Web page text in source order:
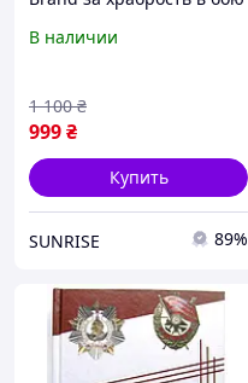
(hub_9srzbe)
В наличии
999₴
1 100 ₴
Купить
SUNRISE 89%